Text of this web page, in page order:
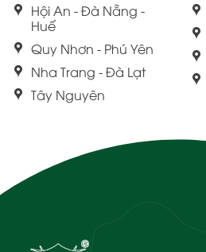
Hội An - Đà Nẵng -
Huế
Quy Nhơn - Phú Yên
Nha Trang - Đà Lạt
Tây Nguyên